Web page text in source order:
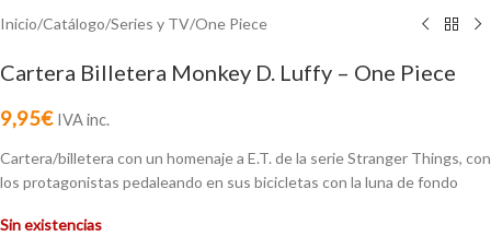
Inicio/Catálogo/Series y TV/One Piece
Cartera Billetera Monkey D. Luffy – One Piece
9,95€ IVA inc.
Cartera/billetera con un homenaje a E.T. de la serie Stranger Things, con
los protagonistas pedaleando en sus bicicletas con la luna de fondo
Sin existencias